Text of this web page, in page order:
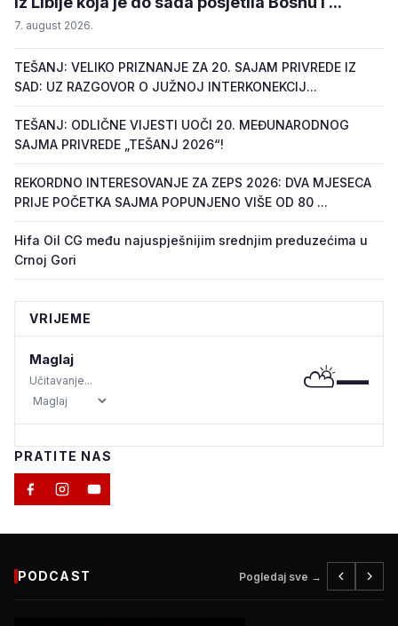
7. august 2026.
TEŠANJ: VELIKO PRIZNANJE ZA 20. SAJAM PRIVREDE IZ
SAD: UZ RAZGOVOR O JUŽNOJ INTERKONEKCIJ...
TEŠANJ: ODLIČNE VIJESTI UOČI 20. MEĐUNARODNOG
SAJMA PRIVREDE „TEŠANJ 2026“!
REKORDNO INTERESOVANJE ZA ZEPS 2026: DVA MJESECA
PRIJE POČETKA SAJMA POPUNJENO VIŠE OD 80 ...
Hifa Oil CG među najuspješnijim srednjim preduzećima u
Crnoj Gori
VRIJEME
Maglaj
Učitavanje... ⛅—
PRATITE NAS
PODCAST Pogledaj sve →